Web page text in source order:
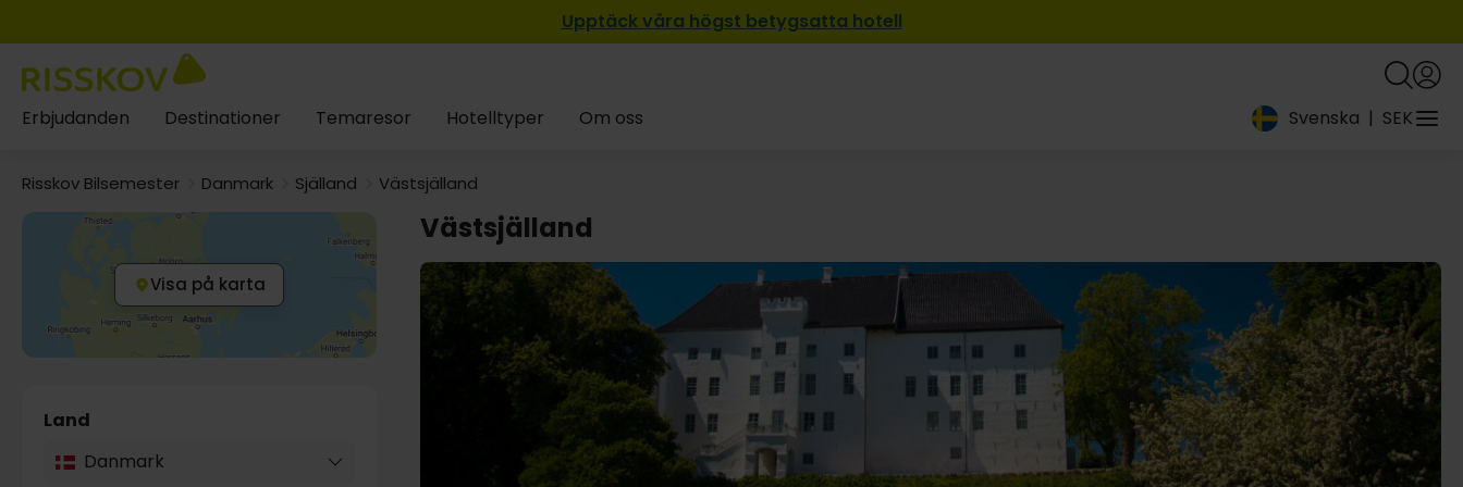
Upptäck våra högst betygsatta hotell
Erbjudanden Destinationer Temaresor Hotelltyper Om oss Svenska | SEK
Risskov Bilsemester Danmark Själland Västsjälland
Visa på karta
Land
Danmark
Västsjälland